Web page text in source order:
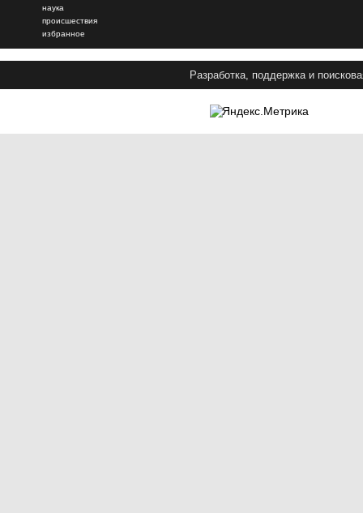
наука
происшествия
избранное
Разработка, поддержка и